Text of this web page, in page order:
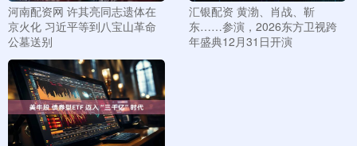
河南配资网 许其亮同志遗体在
京火化 习近平等到八宝山革命
公墓送别
汇银配资 黄渤、肖战、靳
东……参演，2026东方卫视跨
年盛典12月31日开演